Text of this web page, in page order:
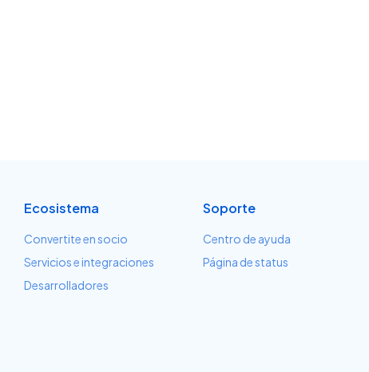
Ecosistema
Convertite en socio
Servicios e integraciones
Desarrolladores
Soporte
Centro de ayuda
Página de status